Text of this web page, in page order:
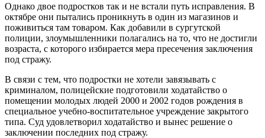
Однако двое подростков так и не встали путь исправления. В
октябре они пытались проникнуть в один из магазинов и
поживиться там товаром. Как добавили в сургутской
полиции, злоумышленники полагались на то, что не достигли
возраста, с которого избирается мера пресечения заключения
под стражу.
В связи с тем, что подростки не хотели завязывать с
криминалом, полицейские подготовили ходатайство о
помещении молодых людей 2000 и 2002 годов рождения в
специальное учебно-воспитательное учреждение закрытого
типа. Суд удовлетворил ходатайство и вынес решение о
заключении последних под стражу.